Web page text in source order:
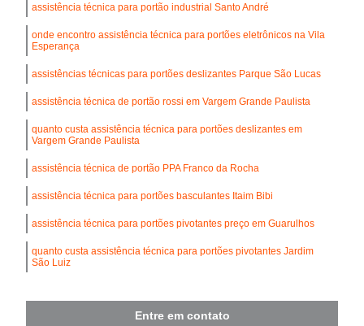
assistência técnica para portão industrial Santo André
onde encontro assistência técnica para portões eletrônicos na Vila
Esperança
assistências técnicas para portões deslizantes Parque São Lucas
assistência técnica de portão rossi em Vargem Grande Paulista
quanto custa assistência técnica para portões deslizantes em
Vargem Grande Paulista
assistência técnica de portão PPA Franco da Rocha
assistência técnica para portões basculantes Itaim Bibi
assistência técnica para portões pivotantes preço em Guarulhos
quanto custa assistência técnica para portões pivotantes Jardim
São Luiz
Entre em contato